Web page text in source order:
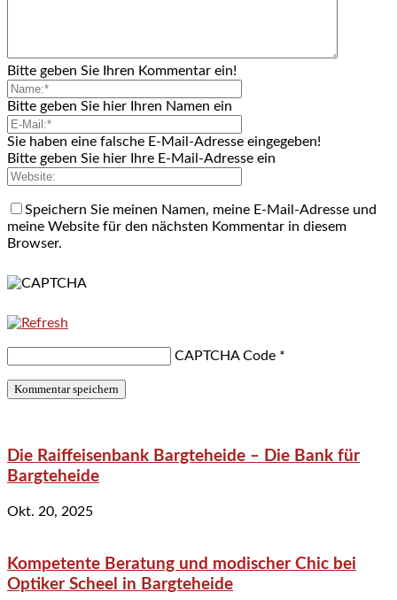
Bitte geben Sie Ihren Kommentar ein!
Bitte geben Sie hier Ihren Namen ein
Sie haben eine falsche E-Mail-Adresse eingegeben!
Bitte geben Sie hier Ihre E-Mail-Adresse ein
Speichern Sie meinen Namen, meine E-Mail-Adresse und
meine Website für den nächsten Kommentar in diesem
Browser.
CAPTCHA Code *
Die Raiffeisenbank Bargteheide – Die Bank für
Bargteheide
Okt. 20, 2025
Kompetente Beratung und modischer Chic bei
Optiker Scheel in Bargteheide